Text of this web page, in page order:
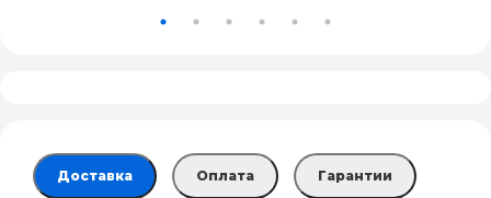
Доставка Оплата Гарантии